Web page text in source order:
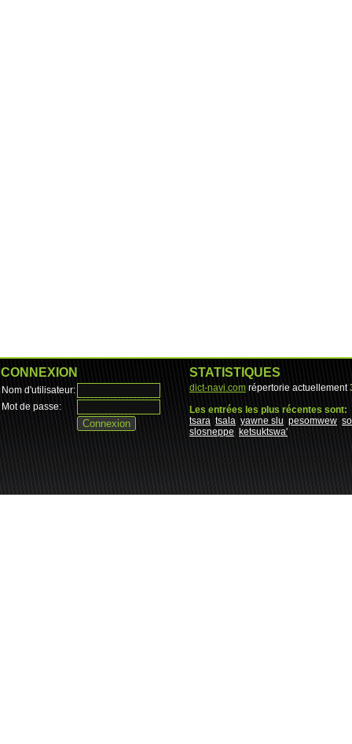
CONNEXION
Nom d'utilisateur:
Mot de passe:
STATISTIQUES
dict-navi.com répertorie actuellement
Les entrées les plus récentes sont:
tsara tsala yawne slu pesomwew
slosneppe
ketsuktswa'